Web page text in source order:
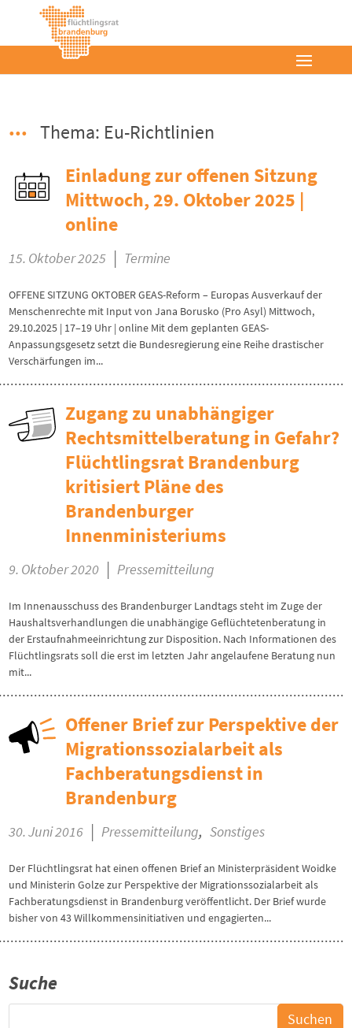
Thema: Eu-Richtlinien
Einladung zur offenen Sitzung
Mittwoch, 29. Oktober 2025 |
online
15. Oktober 2025 | Termine
OFFENE SITZUNG OKTOBER GEAS-Reform – Europas Ausverkauf der
Menschenrechte mit Input von Jana Borusko (Pro Asyl) Mittwoch,
29.10.2025 | 17–19 Uhr | online Mit dem geplanten GEAS-
Anpassungsgesetz setzt die Bundesregierung eine Reihe drastischer
Verschärfungen im...
Zugang zu unabhängiger
Rechtsmittelberatung in Gefahr?
Flüchtlingsrat Brandenburg
kritisiert Pläne des
Brandenburger
Innenministeriums
9. Oktober 2020 | Pressemitteilung
Im Innenausschuss des Brandenburger Landtags steht im Zuge der
Haushaltsverhandlungen die unabhängige Geflüchtetenberatung in
der Erstaufnahmeeinrichtung zur Disposition. Nach Informationen des
Flüchtlingsrats soll die erst im letzten Jahr angelaufene Beratung nun
mit...
Offener Brief zur Perspektive der
Migrationssozialarbeit als
Fachberatungsdienst in
Brandenburg
30. Juni 2016 | Pressemitteilung, Sonstiges
Der Flüchtlingsrat hat einen offenen Brief an Ministerpräsident Woidke
und Ministerin Golze zur Perspektive der Migrationssozialarbeit als
Fachberatungsdienst in Brandenburg veröffentlicht. Der Brief wurde
bisher von 43 Willkommensinitiativen und engagierten...
Suche